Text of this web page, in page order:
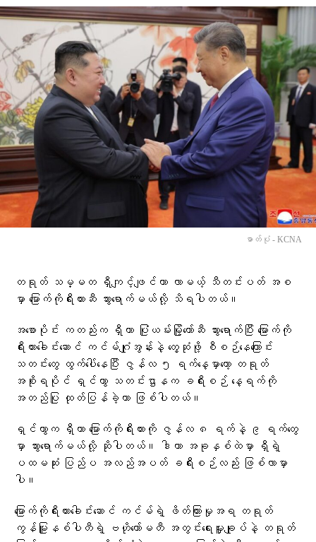
ဓာတ်ပုံ - KCNA
တရုတ် သမ္မတ ရှီကျင့်ဖျင်ဟာ လာမယ့် သီတင်းပတ် အစ
မှာ မြောက်ကိုရီးယားဆီ သွားရောက်မယ်လို့ သိရပါတယ်။
အစောပိုင်း ကတည်းက ရှီဟာ ပြုံယမ်းမြို့တော်ဆီ သွားရောက်ပြီး မြောက်ကို
ရီးယားခေါင်းဆောင် ကင်မ်ဂျုံအွန်းနဲ့ တွေ့ဆုံဖို့ စီစဉ်နေကြောင်း
သတင်းတွေ ထွက်ပေါ်နေပြီး ဇွန်လ ၅ ရက်နေ့မှာတော့ တရုတ်
အစိုးရပိုင် ရှင်ဟွာ သတင်းဌာနက ခရီးစဉ် နေ့ရက်ကို
အတည်ပြု ထုတ်ပြန်ခဲ့တာ ဖြစ်ပါတယ်။
ရှင်ဟွာက ရှီဟာ မြောက်ကိုရီးယားကို ဇွန်လ ၈ ရက်နဲ့ ၉ ရက်တွေ
မှာ သွားရောက်မယ်လို့ ဆိုပါတယ်။ ဒါဟာ အခုနှစ်ထဲမှာ ရှီရဲ့
ပထမဆုံး ပြည်ပ အလည်အပတ် ခရီးစဉ်လည်း ဖြစ်လာမှာ
ပါ။
မြောက်ကိုရီးယားခေါင်းဆောင် ကင်မ်ရဲ့ ဖိတ်ကြားမှုအရ တရုတ်
ကွန်မြူနစ်ပါတီရဲ့ ဗဟိုကော်မတီ အတွင်းရေးမှူးချုပ်နဲ့ တရုတ်